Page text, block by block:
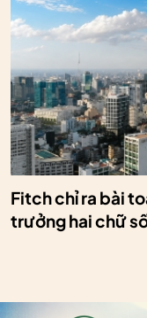
Fitch chỉ ra bài
trưởng hai chữ